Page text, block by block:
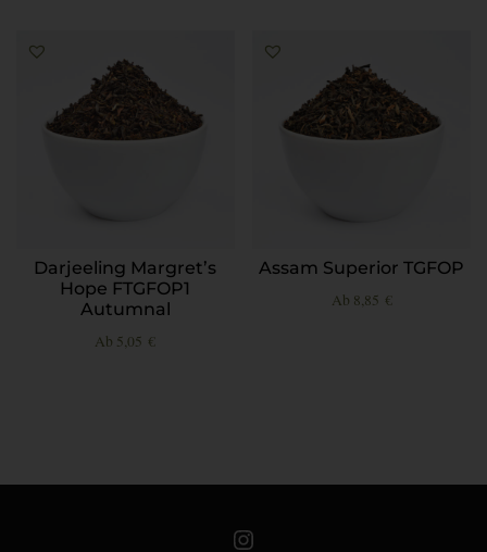
Darjeeling Margret’s
Hope FTGFOP1
Autumnal
Ab 5,05 €
Assam Superior TGFOP
Ab 8,85 €
Teeschale auf Instagram